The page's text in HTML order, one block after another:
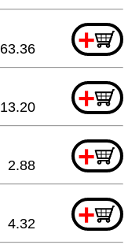
+
63.36
+
13.20
+
2.88
+
4.32